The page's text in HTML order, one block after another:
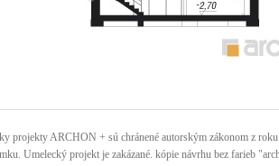
projekty ARCHON + sú chránené autorským zákonom z
Umelecký projekt je zakázané. kópie návrhu bez farieb